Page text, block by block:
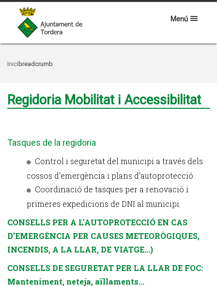
Menú
Inici breadcrumb
Regidoria Mobilitat i Accessibilitat
Tasques de la regidoria
Control i seguretat del municipi a través dels
cossos d'emergència i plans d'autoprotecció.
Coordinació de tasques per a renovació i
primeres expedicions de DNI al municipi.
CONSELLS PER A L'AUTOPROTECCIÓ EN CAS
D'EMERGÈNCIA PER CAUSES METEORÒGIQUES,
INCENDIS, A LA LLAR, DE VIATGE...)
CONSELLS DE SEGURETAT PER LA LLAR DE FOC:
Manteniment, neteja, aïllaments...